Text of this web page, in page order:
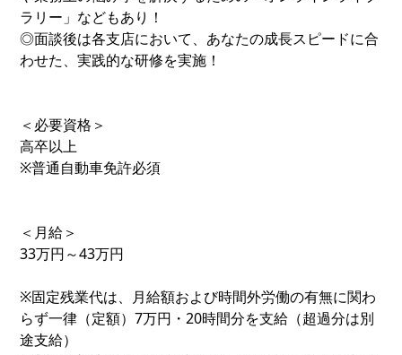
ラリー」などもあり！
◎面談後は各支店において、あなたの成長スピードに合
わせた、実践的な研修を実施！
＜必要資格＞
高卒以上
※普通自動車免許必須
＜月給＞
33万円～43万円
※固定残業代は、月給額および時間外労働の有無に関わ
らず一律（定額）7万円・20時間分を支給（超過分は別
途支給）